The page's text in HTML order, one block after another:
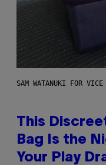
SAM WATANUKI FOR VICE
This
Bag Is the
Your Play